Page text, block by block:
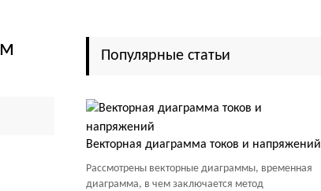
Популярные статьи
Векторная диаграмма токов и напряжений
Рассмотрены векторные диаграммы, временная
диаграмма, в чем заключается метод